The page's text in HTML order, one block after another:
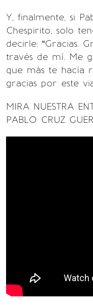
Y, finalmente, si
Chespirito, solo
decirle: “Gracias.
través de mí. Me
que más te hacía
gracias por este
MIRA NUESTRA
PABLO CRUZ